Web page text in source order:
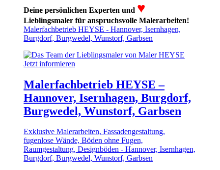
Deine persönlichen Experten und ♥
Lieblingsmaler für anspruchsvolle Malerarbeiten!
Malerfachbetrieb HEYSE - Hannover, Isernhagen,
Burgdorf, Burgwedel, Wunstorf, Garbsen
Jetzt informieren
Malerfachbetrieb HEYSE –
Hannover, Isernhagen, Burgdorf,
Burgwedel, Wunstorf, Garbsen
Exklusive Malerarbeiten, Fassadengestaltung,
fugenlose Wände, Böden ohne Fugen,
Raumgestaltung, Designböden - Hannover, Isernhagen,
Burgdorf, Burgwedel, Wunstorf, Garbsen